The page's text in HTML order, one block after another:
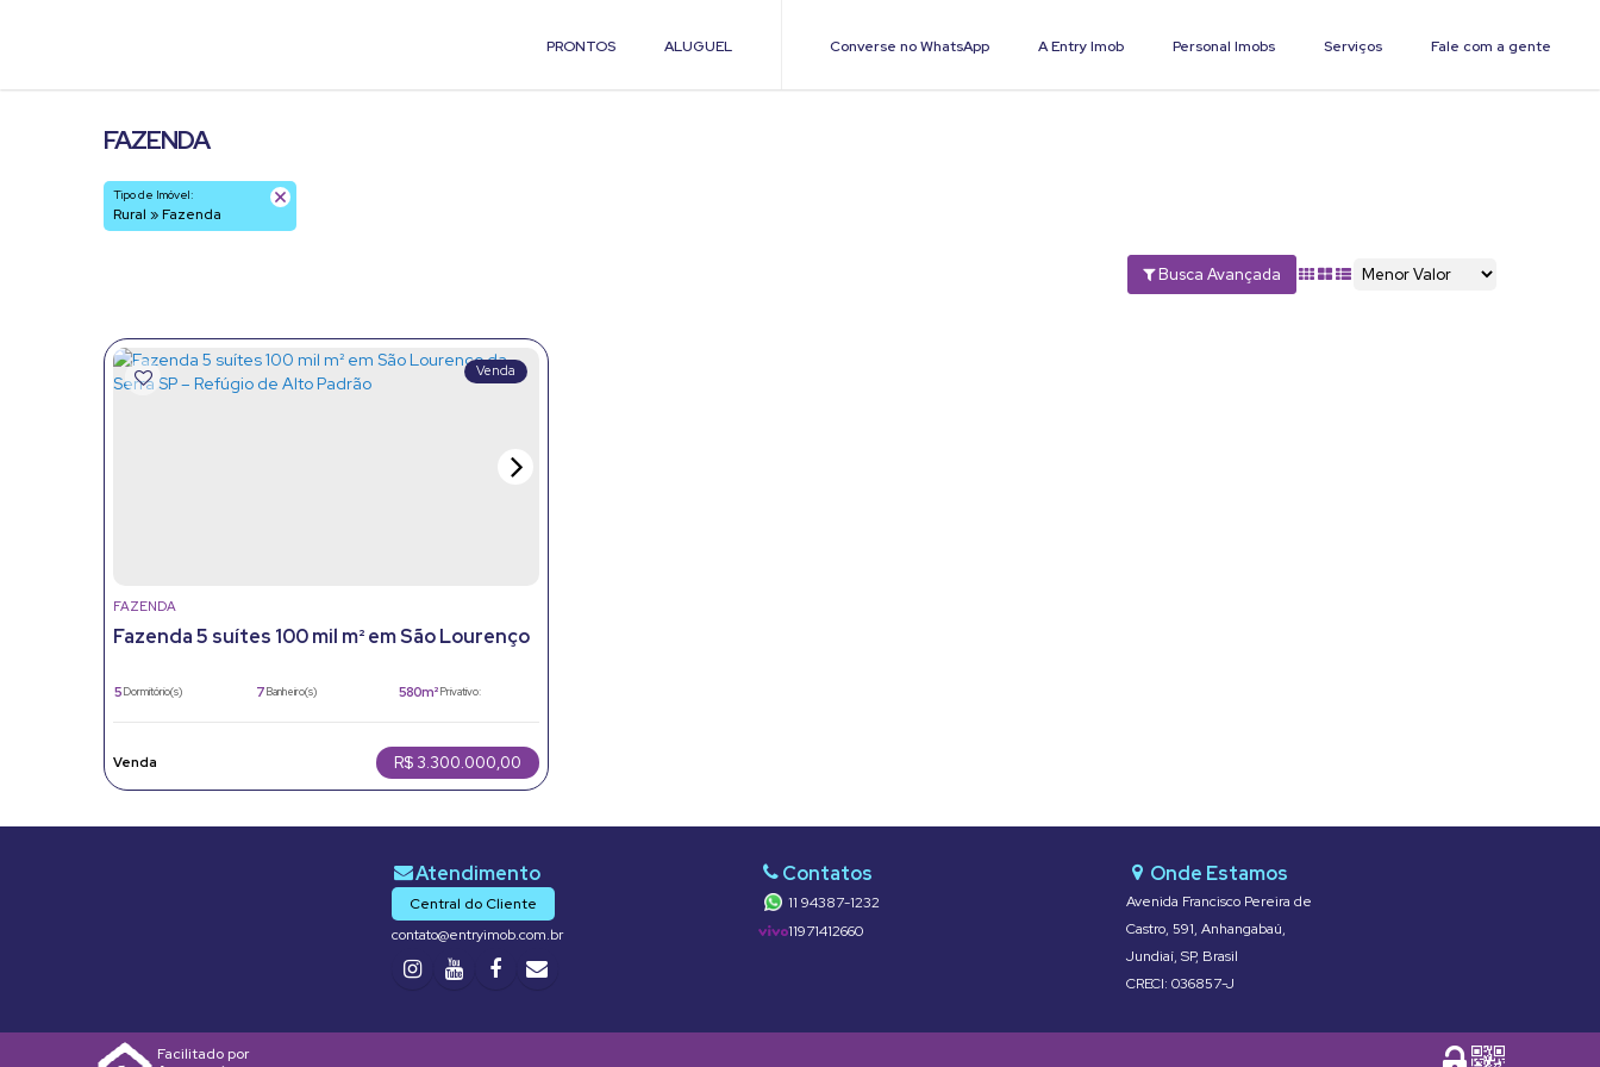
Converse no WhatsApp A Entry Imob Personal Imobs Serviços Fale com a gente
ALUGUEL
PRONTOS
FAZENDA
Tipo de Imóvel:
Rural » Fazenda
Busca Avançada
Fazenda 5 suítes 100 mil m² em São Lourenço
FAZENDA
R$ 3.300.000,00
5Dormitório(s) 7Banheiro(s) Privativo:
580m²
Central do Cliente
contato@entryimob.com.br
11 94387-1232
11971412660
Avenida Francisco Pereira de
Castro, 591, Anhangabaú,
Jundiaí, SP, Brasil
CRECI: 036857-J